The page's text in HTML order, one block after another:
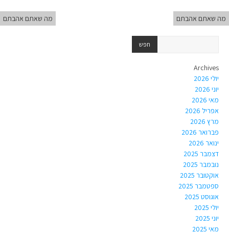
מה שאתם אהבתם מה שאתם אהבתם
Archives
יולי 2026
יוני 2026
מאי 2026
אפריל 2026
מרץ 2026
פברואר 2026
ינואר 2026
דצמבר 2025
נובמבר 2025
אוקטובר 2025
ספטמבר 2025
אוגוסט 2025
יולי 2025
יוני 2025
מאי 2025